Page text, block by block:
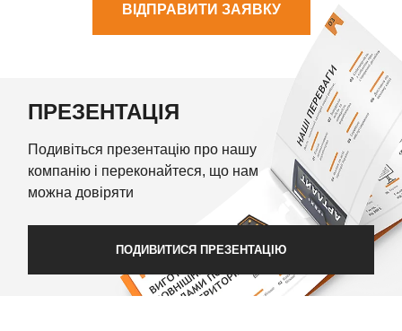
ВІДПРАВИТИ ЗАЯВКУ
ПРЕЗЕНТАЦІЯ
Подивіться презентацію про нашу
компанію і переконайтеся, що нам
можна довіряти
ПОДИВИТИСЯ ПРЕЗЕНТАЦІЮ